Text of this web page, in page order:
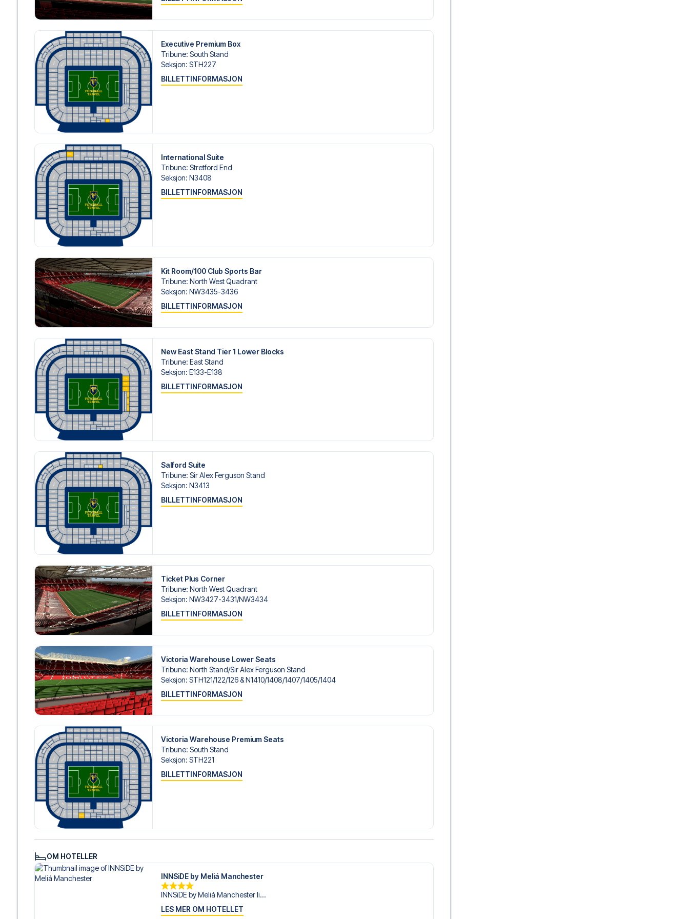
Executive Premium Box
Tribune: South Stand
Seksjon: STH227
BILLETTINFORMASJON
International Suite
Tribune: Stretford End
Seksjon: N3408
BILLETTINFORMASJON
Kit Room/100 Club Sports Bar
Tribune: North West Quadrant
Seksjon: NW3435-3436
BILLETTINFORMASJON
New East Stand Tier 1 Lower Blocks
Tribune: East Stand
Seksjon: E133-E138
BILLETTINFORMASJON
Salford Suite
Tribune: Sir Alex Ferguson Stand
Seksjon: N3413
BILLETTINFORMASJON
Ticket Plus Corner
Tribune: North West Quadrant
Seksjon: NW3427-3431/​NW3434
BILLETTINFORMASJON
Victoria Warehouse Lower Seats
Tribune: North Stand/​Sir Alex Ferguson Stand
Seksjon: STH121/​122/​126 & N1410/​1408/​1407/​1405/​1404
BILLETTINFORMASJON
Victoria Warehouse Premium Seats
Tribune: South Stand
Seksjon: STH221
BILLETTINFORMASJON
OM HOTELLER
INNSiDE by Meliá Manchester
INNSiDE by Meliá Manchester li...
LES MER OM HOTELLET